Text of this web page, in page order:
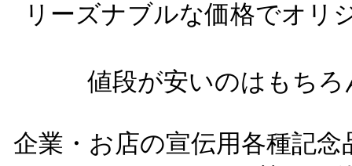
リーズナブルな価格でオリ
値段が安いのはもち
企業・お店の宣伝用各種記